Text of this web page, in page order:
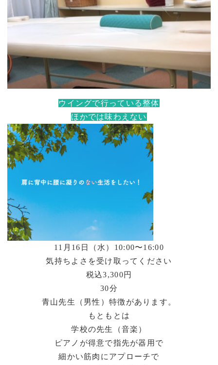
ウイングで行っている整体
ほかでは味わえない
11月16日（水）10:00〜16:00
気持ちよさを受け取ってください
税込3,300円
30分
青山先生（男性）特徴があります。
もともとは
学校の先生（音楽）
ピアノが得意で指先が器用で
細かい筋肉にアプローチで